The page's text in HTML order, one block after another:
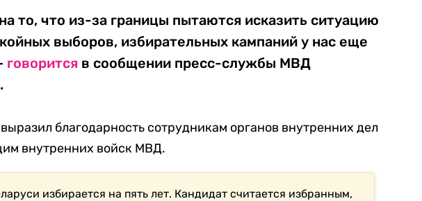
то, что из-за границы пытаются исказить ситуацию
выборов, избирательных кампаний у нас еще
говорится в сообщении пресс-службы МВД
благодарность сотрудникам органов внутренних дел
внутренних войск МВД.
избирается на пять лет. Кандидат считается избранным,